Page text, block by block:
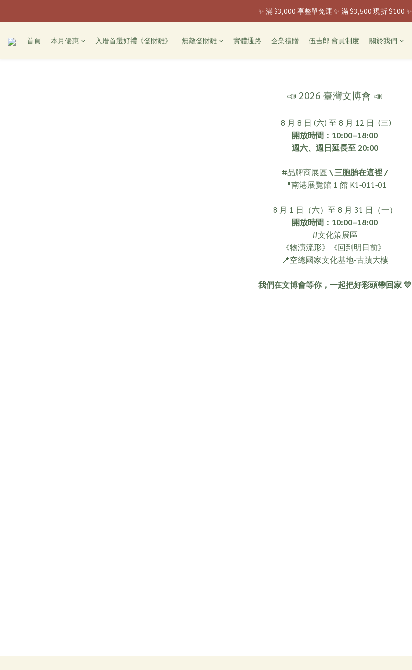
✨ 全家取貨新登場 ✨ 入會享 50 元購物金
✨ 滿 $3,000 享整單免運 ✨ 滿 $3,500 現折 $100 ✨
首頁 本月優惠 入厝首選好禮《發財雞》 無敵發財雞 實體通路 企業禮贈 伍吉郎 會員制度 關於我們
📣 2026 臺灣文博會 📣
8 月 8 日 (六) 至 8 月 12 日 (三)
開放時間：10:00–18:00
週六、週日延長至 20:00
#品牌商展區 \ 三胞胎在這裡 /
📍南港展覽館 1 館 K1-011-01
8 月 1 日（六）至 8 月 31 日（一）
開放時間：10:00–18:00
#文化策展區
《物演流形》《回到明日前》
📍空總國家文化基地-古蹟大樓
我們在文博會等你，一起把好彩頭帶回家 💛